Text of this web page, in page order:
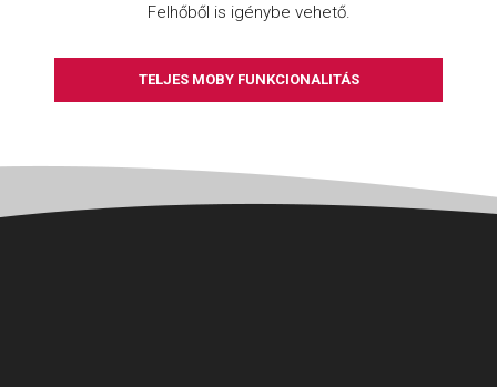
Felhőből is igénybe vehető.
TELJES MOBY FUNKCIONALITÁS